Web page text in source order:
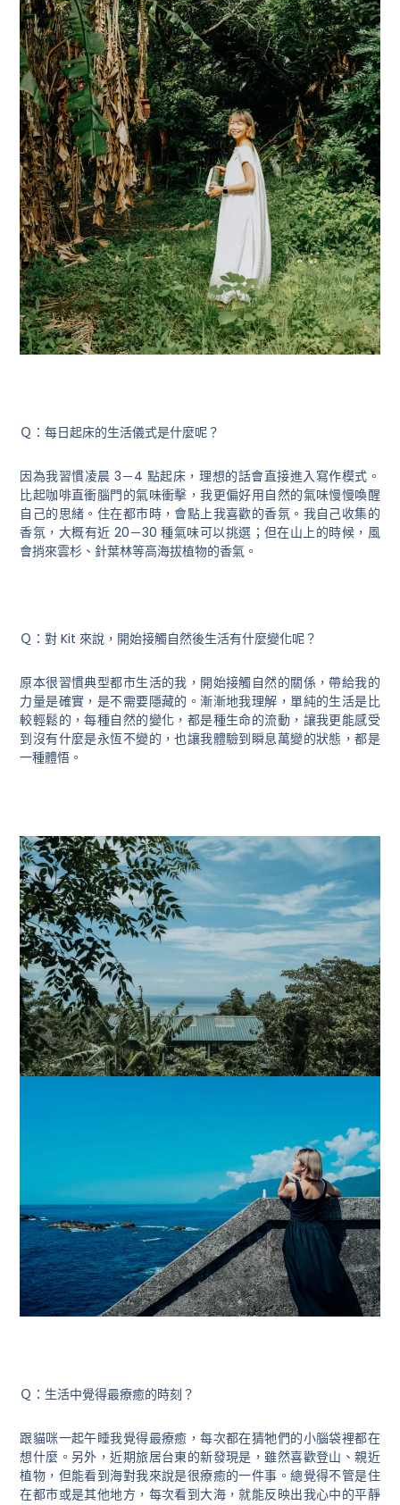
Ｑ：每日起床的生活儀式是什麼呢？
因為我習慣凌晨 3－4 點起床，理想的話會直接進入寫作模式。
比起咖啡直衝腦門的氣味衝擊，我更偏好用自然的氣味慢慢喚醒
自己的思緒。住在都市時，會點上我喜歡的香氛。我自己收集的
香氛，大概有近 20－30 種氣味可以挑選；但在山上的時候，風
會捎來雲杉、針葉林等高海拔植物的香氣。
Ｑ：對 Kit 來說，開始接觸自然後生活有什麼變化呢？
原本很習慣典型都市生活的我，開始接觸自然的關係，帶給我的
力量是確實，是不需要隱藏的。漸漸地我理解，單純的生活是比
較輕鬆的，每種自然的變化，都是種生命的流動，讓我更能感受
到沒有什麼是永恆不變的，也讓我體驗到瞬息萬變的狀態，都是
一種體悟。
Ｑ：生活中覺得最療癒的時刻？
跟貓咪一起午睡我覺得最療癒，每次都在猜牠們的小腦袋裡都在
想什麼。另外，近期旅居台東的新發現是，雖然喜歡登山、親近
植物，但能看到海對我來說是很療癒的一件事。總覺得不管是住
在都市或是其他地方，每次看到大海，就能反映出我心中的平靜